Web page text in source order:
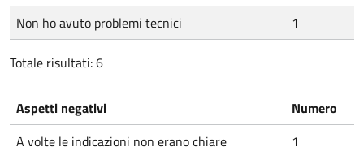
Non ho avuto problemi tecnici
1
Totale risultati: 6
Aspetti negativi
Numero
A volte le indicazioni non erano chiare
1